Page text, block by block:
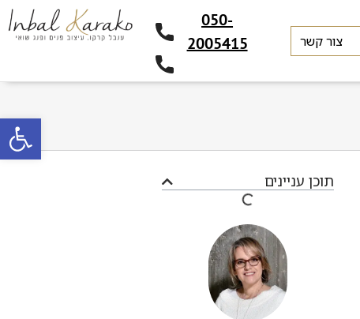
צור קשר
050-
2005415
תוכן עניינים
פתח